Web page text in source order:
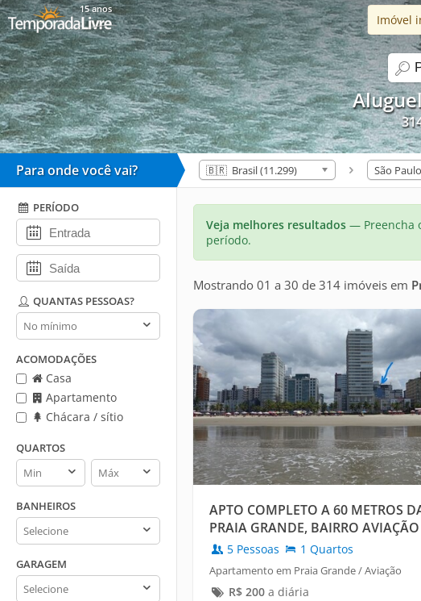
15 anos
Imóvel
Para onde você vai? 🇧🇷 Brasil (11.299) São
PERÍODO
QUANTAS PESSOAS?
Quantas
pessoas?
ACOMODAÇÕES
Casa
Apartamento
Chácara / sítio
QUARTOS
Quartos
min
Quartos
max
BANHEIROS
Banheiros
GARAGEM
Garagem
Veja melhores resultados — Preencha
período.
Mostrando 01 a 30 de 314 imóveis em
APTO COMPLETO A 60 METROS
PRAIA GRANDE, BAIRRO AVIAÇÃO
5 Pessoas 1 Quartos
Apartamento em Praia Grande / Aviação
R$ 200a diária